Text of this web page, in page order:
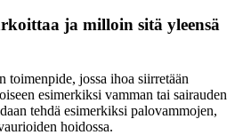
ja milloin sitä yleensä
toimenpide, jossa ihoa siirretään
esimerkiksi vamman tai sairauden
tehdä esimerkiksi palovammojen,
hoidossa.